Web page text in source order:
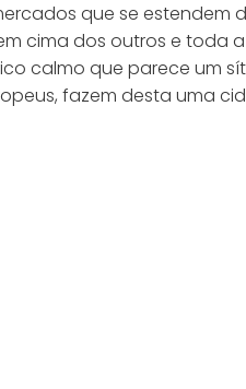
que se estendem
cima dos outros e toda a
calmo que parece um
fazem desta uma